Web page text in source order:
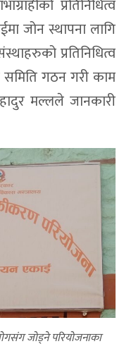
प्रतिनिधित्व
जोन स्थापना लागि
प्रतिनिधित्व
गठन गरी काम
मल्लले जानकारी
जोड्ने परियोजनाका